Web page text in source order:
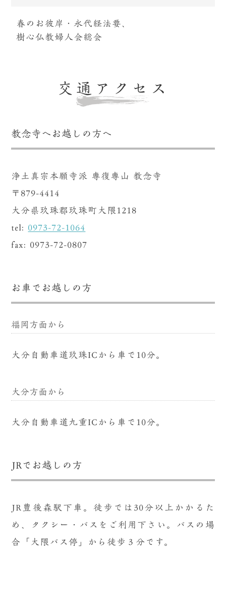
春のお彼岸・永代経法要、
樹心仏教婦人会総会
交通アクセス
教念寺へお越しの方へ
浄土真宗本願寺派 専復専山 教念寺
〒879-4414
大分県玖珠郡玖珠町大隈1218
tel: 0973-72-1064
fax: 0973-72-0807
お車でお越しの方
福岡方面から
大分自動車道玖珠ICから車で10分。
大分方面から
大分自動車道九重ICから車で10分。
JRでお越しの方
JR豊後森駅下車。徒歩では30分以上かかるた
め、タクシー・バスをご利用下さい。バスの場
合「大隈バス停」から徒歩３分です。